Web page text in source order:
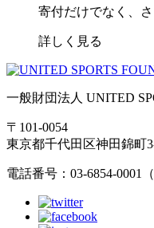
寄付だけでなく、
詳しく見る
一般財団法人 UNITED
〒101-0054
東京都千代田区神田錦町
電話番号：03-6854-0001